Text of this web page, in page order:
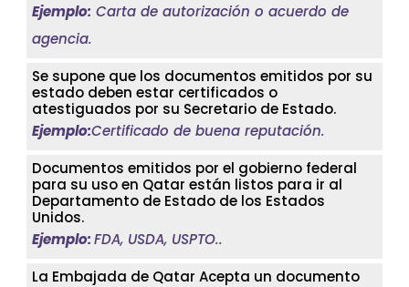
Ejemplo: Carta de autorización o acuerdo de
agencia.
Se supone que los documentos emitidos por su
estado deben estar certificados o
atestiguados por su Secretario de Estado.
Ejemplo:Certificado de buena reputación.
Documentos emitidos por el gobierno federal
para su uso en Qatar están listos para ir al
Departamento de Estado de los Estados
Unidos.
Ejemplo:FDA, USDA, USPTO..
La Embajada de Qatar Acepta un documento